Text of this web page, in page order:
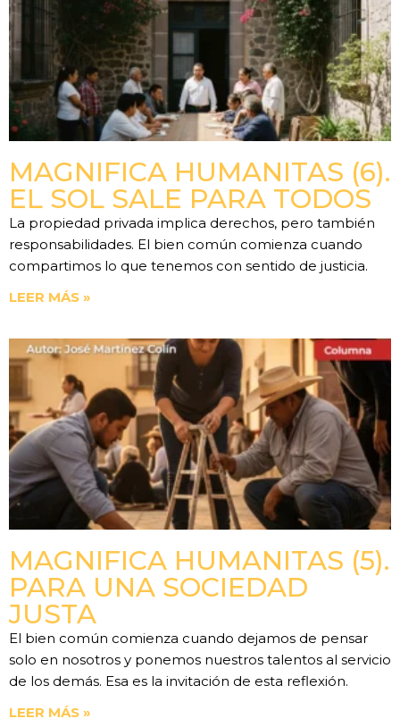
MAGNIFICA HUMANITAS (6).
EL SOL SALE PARA TODOS
La propiedad privada implica derechos, pero también
responsabilidades. El bien común comienza cuando
compartimos lo que tenemos con sentido de justicia.
LEER MÁS »
MAGNIFICA HUMANITAS (5).
PARA UNA SOCIEDAD
JUSTA
El bien común comienza cuando dejamos de pensar
solo en nosotros y ponemos nuestros talentos al servicio
de los demás. Esa es la invitación de esta reflexión.
LEER MÁS »